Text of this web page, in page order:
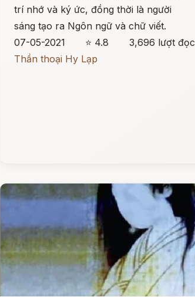
trí nhớ và ký ức, đồng thời là người
sáng tạo ra Ngôn ngữ và chữ viết.
07-05-2021
⭐ 4.8
3,696 lượt đọc
Thần thoại Hy Lạp